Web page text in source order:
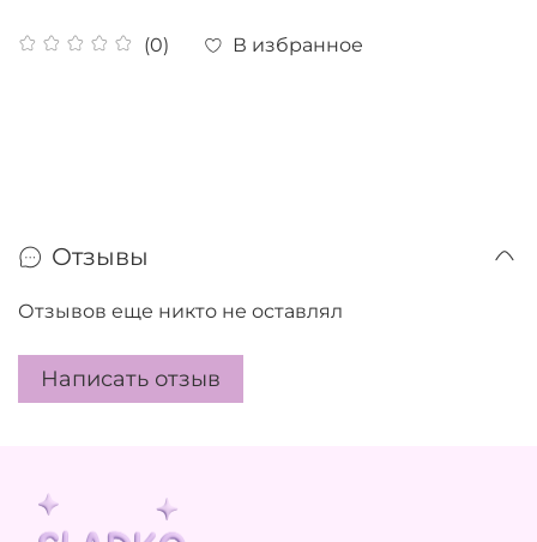
(0) В избранное
Отзывы
Отзывов еще никто не оставлял
Написать отзыв